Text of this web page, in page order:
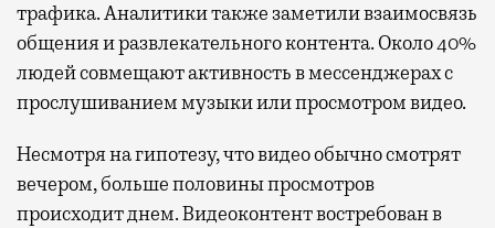
трафика. Аналитики также заметили взаимосвязь
общения и развлекательного контента. Около 40%
людей совмещают активность в мессенджерах с
прослушиванием музыки или просмотром видео.
Несмотря на гипотезу, что видео обычно смотрят
вечером, больше половины просмотров
происходит днем. Видеоконтент востребован в